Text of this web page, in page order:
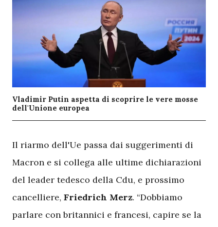
Vladimir Putin aspetta di scoprire le vere mosse
dell'Unione europea
Il riarmo dell'Ue passa dai suggerimenti di
Macron e si collega alle ultime dichiarazioni
del leader tedesco della Cdu, e prossimo
cancelliere, Friedrich Merz. “Dobbiamo
parlare con britannici e francesi, capire se la